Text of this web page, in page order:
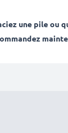
une pile ou